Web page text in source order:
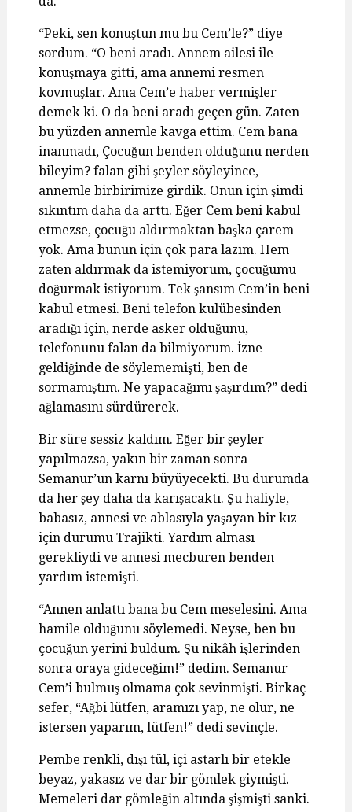
“Peki, sen konuştun mu bu Cem’le?” diye
sordum. “O beni aradı. Annem ailesi ile
konuşmaya gitti, ama annemi resmen
kovmuşlar. Ama Cem’e haber vermişler
demek ki. O da beni aradı geçen gün. Zaten
bu yüzden annemle kavga ettim. Cem bana
inanmadı, Çocuğun benden olduğunu nerden
bileyim? falan gibi şeyler söyleyince,
annemle birbirimize girdik. Onun için şimdi
sıkıntım daha da arttı. Eğer Cem beni kabul
etmezse, çocuğu aldırmaktan başka çarem
yok. Ama bunun için çok para lazım. Hem
zaten aldırmak da istemiyorum, çocuğumu
doğurmak istiyorum. Tek şansım Cem’in beni
kabul etmesi. Beni telefon kulübesinden
aradığı için, nerde asker olduğunu,
telefonunu falan da bilmiyorum. İzne
geldiğinde de söylememişti, ben de
sormamıştım. Ne yapacağımı şaşırdım?” dedi
ağlamasını sürdürerek.
Bir süre sessiz kaldım. Eğer bir şeyler
yapılmazsa, yakın bir zaman sonra
Semanur’un karnı büyüyecekti. Bu durumda
da her şey daha da karışacaktı. Şu haliyle,
babasız, annesi ve ablasıyla yaşayan bir kız
için durumu Trajikti. Yardım alması
gerekliydi ve annesi mecburen benden
yardım istemişti.
“Annen anlattı bana bu Cem meselesini. Ama
hamile olduğunu söylemedi. Neyse, ben bu
çocuğun yerini buldum. Şu nikâh işlerinden
sonra oraya gideceğim!” dedim. Semanur
Cem’i bulmuş olmama çok sevinmişti. Birkaç
sefer, “Ağbi lütfen, aramızı yap, ne olur, ne
istersen yaparım, lütfen!” dedi sevinçle.
Pembe renkli, dışı tül, içi astarlı bir etekle
beyaz, yakasız ve dar bir gömlek giymişti.
Memeleri dar gömleğin altında şişmişti sanki.